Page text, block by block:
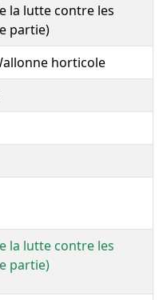
la lutte contre les
partie)
horticole
la lutte contre les
partie)